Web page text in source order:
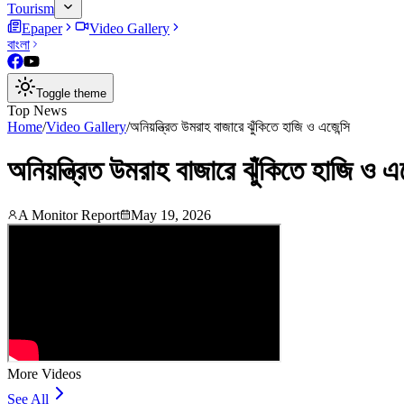
Tourism
Epaper
Video Gallery
বাংলা
Toggle theme
Top News
Home/Video Gallery/অনিয়ন্ত্রিত উমরাহ বাজারে ঝুঁকিতে হাজি ও এজেন্সি
অনিয়ন্ত্রিত উমরাহ বাজারে ঝুঁকিতে হাজি ও
A Monitor Report May 19, 2026
More Videos
See All